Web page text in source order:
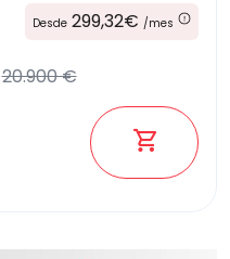
Desde 299,32€ /mes
20.900 €